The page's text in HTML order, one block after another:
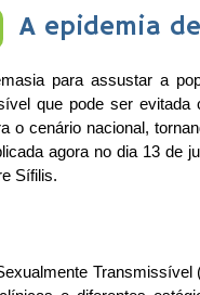
A epidemia
para assustar a
que pode ser
o cenário nacional,
agora no dia 13
Sífilis.
Transmissível